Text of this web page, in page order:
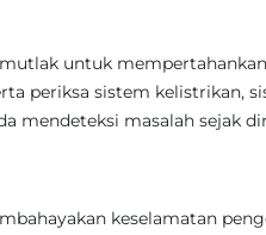
untuk
periksa sistem kelistrikan,
mendeteksi masalah sejak
keselamatan